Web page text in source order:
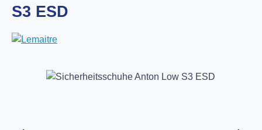
S3 ESD
Bildergalerie überspringen